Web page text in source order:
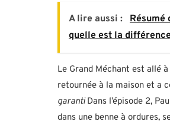
A lire aussi : Résumé
quelle est la
Le Grand Méchant est allé
retournée à la maison et a
garantiDans l’épisode 2,
dans une benne à ordures,